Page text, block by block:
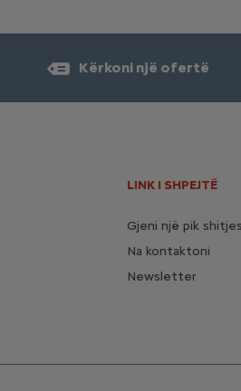
Kërkoni një ofertë
LINK I SHPEJTË
Gjeni një pik
Na kontaktoni
Newsletter